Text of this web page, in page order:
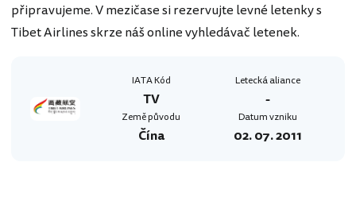
připravujeme. V mezičase si rezervujte levné letenky s
Tibet Airlines skrze náš online vyhledávač letenek.
IATA Kód
TV
Letecká aliance
-
Země původu
Čína
Datum vzniku
02. 07. 2011